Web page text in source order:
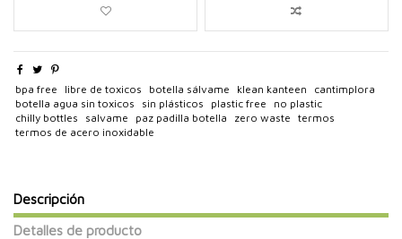
bpa free libre de toxicos botella sálvame klean kanteen
cantimplora
botella agua sin toxicos
sin plásticos plastic free
no plastic
chilly bottles
salvame paz padilla botella zero waste termos
termos de acero inoxidable
Descripción
Detalles de producto